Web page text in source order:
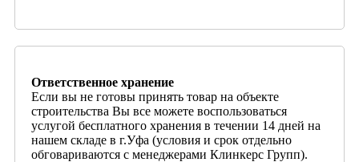
Ответственное хранение
Если вы не готовы принять товар на объекте
строительства Вы все можете воспользоваться
услугой бесплатного хранения в течении 14 дней на
нашем складе в г.Уфа (условия и срок отдельно
обговариваются с менеджерами Клинкерс Групп).